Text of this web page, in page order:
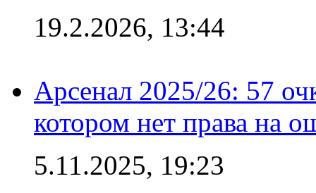
19.2.2026, 13:44
Арсенал 2025/26: 57
котором нет права на
5.11.2025, 19:23